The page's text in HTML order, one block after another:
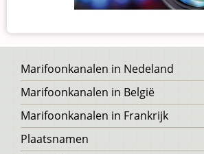
Voet
Marifoonkanalen in Nedeland
Marifoonkanalen in België
Marifoonkanalen in Frankrijk
Plaatsnamen